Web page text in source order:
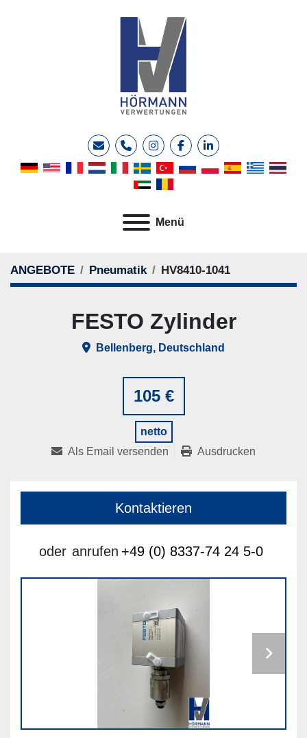
E-MailTelefoninstagramfacebooklinkedin
Menü
ANGEBOTE Pneumatik HV8410-1041
105 €
netto
FESTO Zylinder
Bellenberg, Deutschland
Als Email versenden Ausdrucken
Kontaktieren
oder anrufen +49 (0) 8337-74 24 5-0